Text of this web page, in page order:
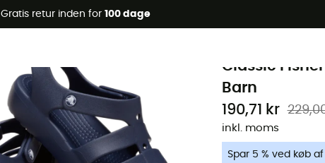
Gratis retur inden for 100 dage
-5% Extra - Kode Summer5
Classic
Barn
190,71 kr
inkl. moms
Spar 5 % ved køb